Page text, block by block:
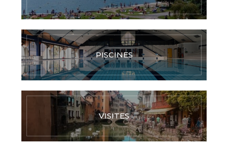
PISCINES
VISITES